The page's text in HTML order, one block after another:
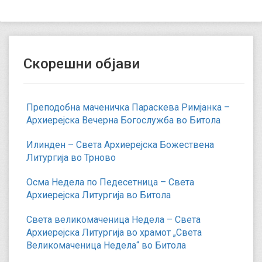
Скорешни објави
Преподобна маченичка Параскева Римјанка –
Архиерејска Вечерна Богослужба во Битола
Илинден – Света Архиерејска Божествена
Литургија во Трново
Осма Недела по Педесетница – Света
Архиерејска Литургија во Битола
Света великомаченица Недела – Света
Архиерејска Литургија во храмот „Света
Великомаченица Недела“ во Битола